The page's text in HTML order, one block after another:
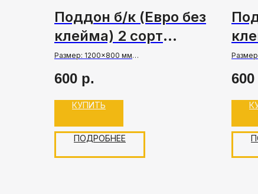
Поддон б/к (Евро без
клейма) 2 сорт
(розница)
Размер: 1200×800 мм
Состояние: Б/У
Цена указана с НДС
600 р.
КУПИТЬ
ПОДРОБНЕЕ
Цена
600